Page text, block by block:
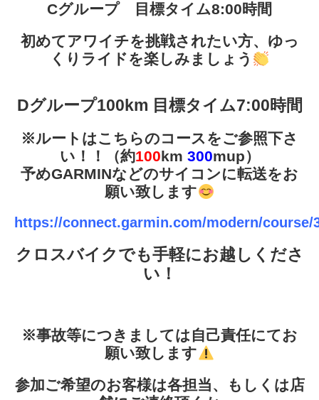
Cグループ 目標タイム8:00時間
初めてアワイチを挑戦されたい方、ゆっ
くりライドを楽しみましょう
Dグループ100km 目標タイム7:00時間
※ルートはこちらのコースをご参照下さ
い！！（約100km 300mup）
予めGARMINなどのサイコンに転送をお
願い致します
https://connect.garmin.com/modern/course/
クロスバイクでも手軽にお越しくださ
い！
※事故等につきましては自己責任にてお
願い致します
参加ご希望のお客様は各担当、もしくは店